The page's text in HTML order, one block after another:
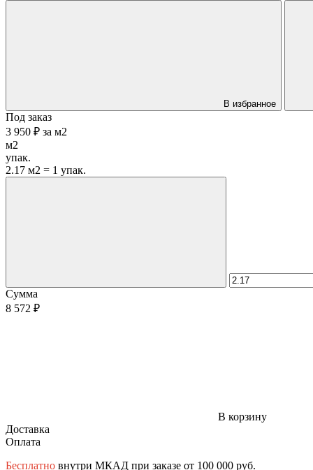
В избранное
Под заказ
3 950 ₽ за м2
м2
упак.
2.17 м2 = 1 упак.
Сумма
8 572 ₽
В корзину
Доставка
Оплата
Бесплатно внутри МКАД при заказе от 100 000 руб.